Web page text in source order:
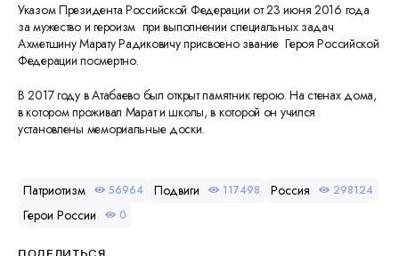
Указом Президента Российской Федерации от 23 июня 2016 года
за мужество и героизм при выполнении специальных задач
Ахметшину Марату Радиковичу присвоено звание Героя Российской
Федерации посмертно.
В 2017 году в Атабаево был открыт памятник герою. На стенах дома,
в котором проживал Марат и школы, в которой он учился
установлены мемориальные доски.
Патриотизм 56964 Подвиги 117498 Россия 298124
Герои России 0